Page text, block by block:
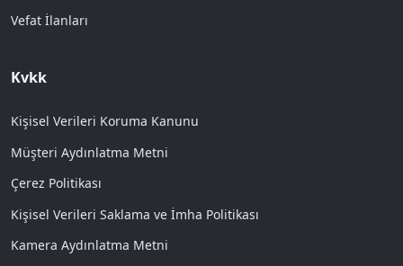
Vefat İlanları
Kvkk
Kişisel Verileri Koruma Kanunu
Müşteri Aydınlatma Metni
Çerez Politikası
Kişisel Verileri Saklama ve İmha Politikası
Kamera Aydınlatma Metni